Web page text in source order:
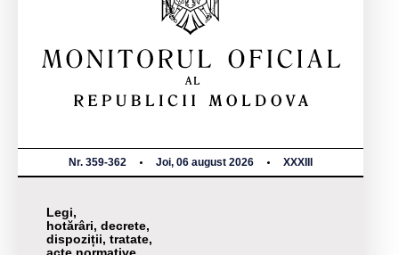
Nr. 359-362 Joi, 06 august 2026 XXXIII
Legi,
hotărâri, decrete,
dispoziții, tratate,